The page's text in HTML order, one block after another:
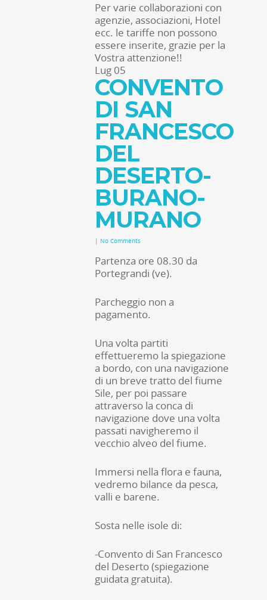
Per varie collaborazioni con
agenzie, associazioni, Hotel
ecc. le tariffe non possono
essere inserite, grazie per la
Vostra attenzione!!
Lug 05
CONVENTO
DI SAN
FRANCESCO
DEL
DESERTO-
BURANO-
MURANO
| No Comments
Partenza ore 08.30 da
Portegrandi (ve).
Parcheggio non a
pagamento.
Una volta partiti
effettueremo la spiegazione
a bordo, con una navigazione
di un breve tratto del fiume
Sile, per poi passare
attraverso la conca di
navigazione dove una volta
passati navigheremo il
vecchio alveo del fiume.
Immersi nella flora e fauna,
vedremo bilance da pesca,
valli e barene.
Sosta nelle isole di:
-Convento di San Francesco
del Deserto (spiegazione
guidata gratuita).